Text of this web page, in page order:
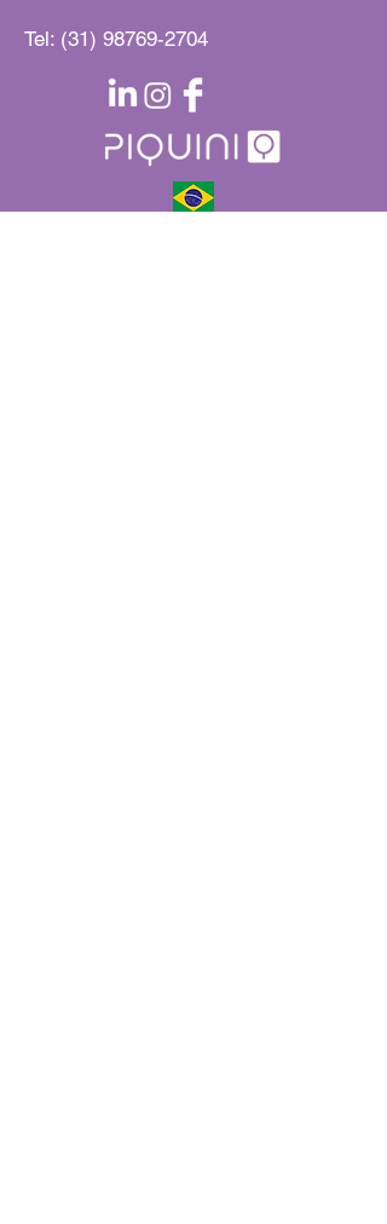
traz risco reputacional
Tel: (31) 98769-2704